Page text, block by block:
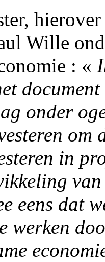
Wille
: «
onder
om
in
eens dat
werken